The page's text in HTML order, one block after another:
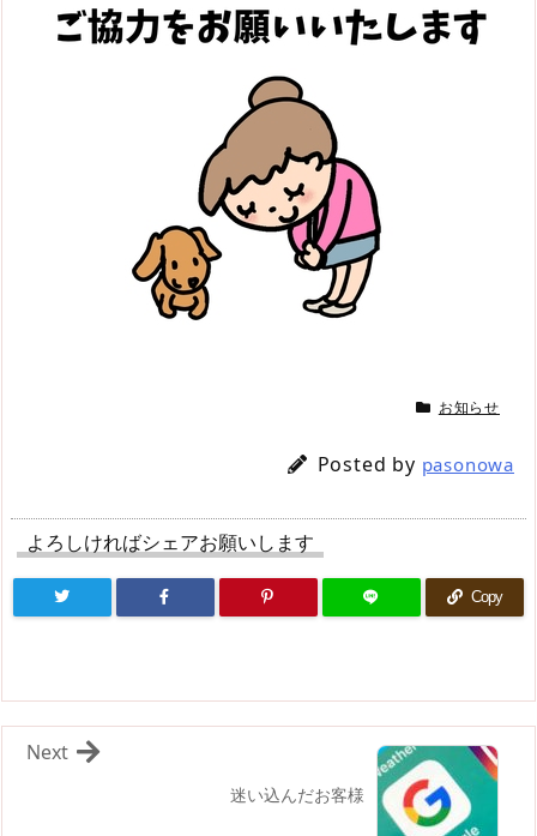
お知らせ
Posted by pasonowa
よろしければシェアお願いします
Copy
迷い込んだお客様
Next